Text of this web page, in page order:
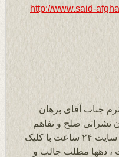
http://www.said-
جناب آقای برهان
نشراتی صلح و تفاهم
مولانا سعید افغانی ، امیدوارم که خواننده گان سایت ۲۴ ساعت با کلیک
، دهها مطلب جالب و